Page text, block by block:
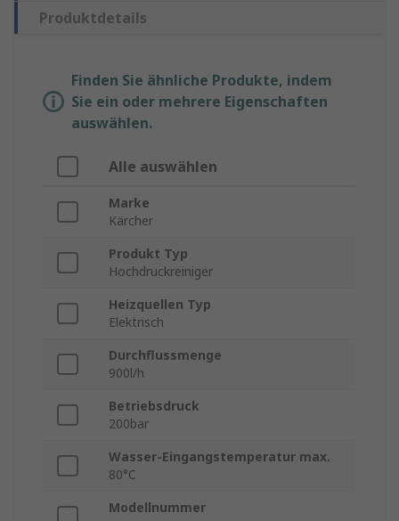
Produktdetails
Finden Sie ähnliche Produkte, indem
Sie ein oder mehrere Eigenschaften
auswählen.
Alle auswählen
Marke
Kärcher
Produkt Typ
Hochdruckreiniger
Heizquellen Typ
Elektrisch
Durchflussmenge
900l/h
Betriebsdruck
200bar
Wasser-Eingangstemperatur max.
80°C
Modellnummer